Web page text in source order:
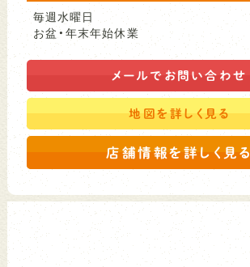
毎週水曜日
お盆・年末年始休業
メールで お問い合わせ
地図を詳しく見る
店舗情報を詳しく見る